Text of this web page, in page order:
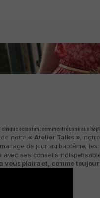
occasion : comment réussir aux
notre « Atelier Talks »,
mariage de jour au baptême,
avec ses conseils
vous plaira et, comme